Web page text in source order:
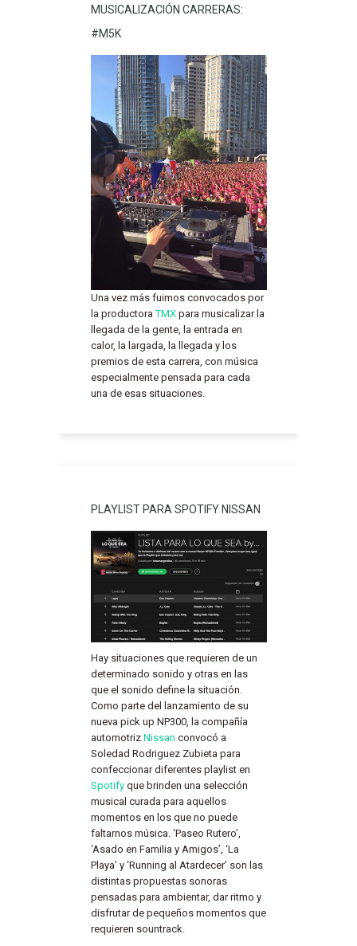
MUSICALIZACIÓN CARRERAS:
#M5K
Una vez más fuimos convocados por
la productoraTMX para musicalizar la
llegada de la gente, la entrada en
calor, la largada, la llegada y los
premios de esta carrera, con música
especialmente pensada para cada
una de esas situaciones.
PLAYLIST PARA SPOTIFY NISSAN
Hay situaciones que requieren de un
determinado sonido y otras en las
que el sonido define la situación.
Como parte del lanzamiento de su
nueva pick up NP300, la compañía
automotriz Nissan convocó a
Soledad Rodriguez Zubieta para
confeccionar diferentes playlist en
Spotify que brinden una selección
musical curada para aquellos
momentos en los que no puede
faltarnos música. ‘Paseo Rutero’,
‘Asado en Familia y Amigos’, ‘La
Playa’ y ‘Running al Atardecer’ son las
distintas propuestas sonoras
pensadas para ambientar, dar ritmo y
disfrutar de pequeños momentos que
requieren sountrack.